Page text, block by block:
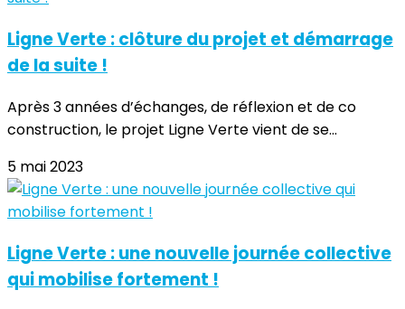
Ligne Verte : clôture du projet et démarrage
de la suite !
Après 3 années d’échanges, de réflexion et de co
construction, le projet Ligne Verte vient de se...
5 mai 2023
Ligne Verte : une nouvelle journée collective
qui mobilise fortement !